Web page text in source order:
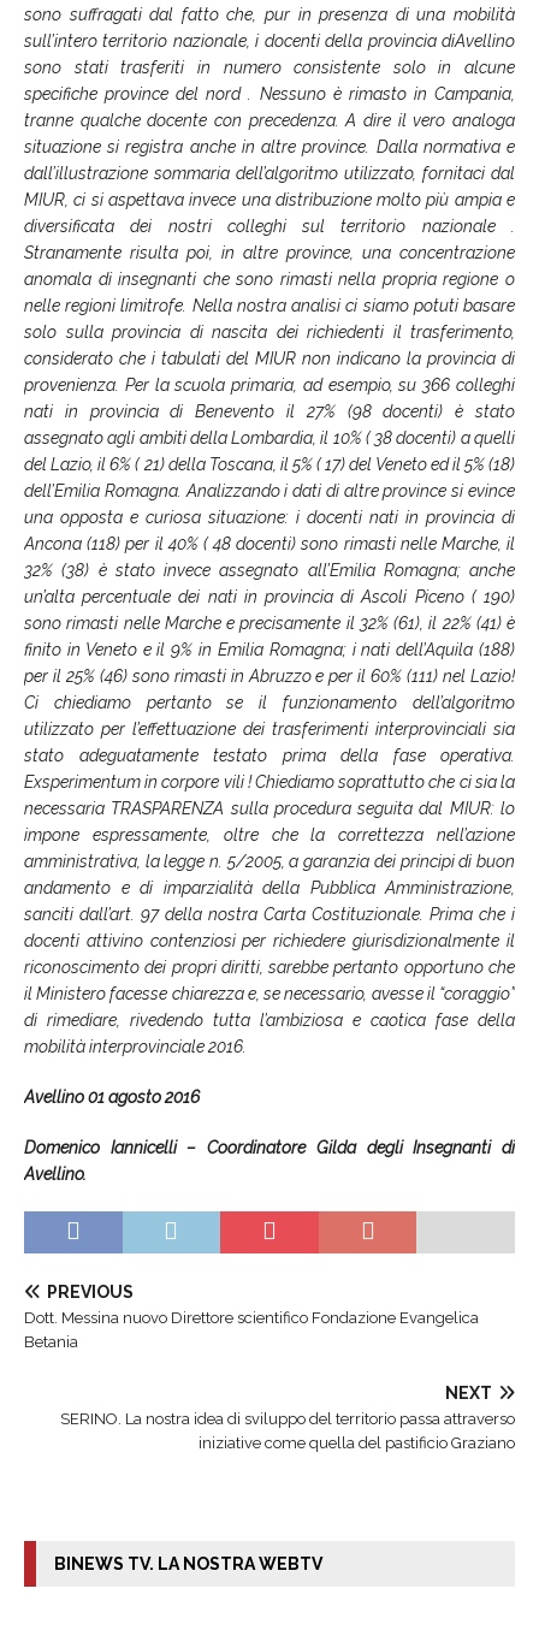
sono suffragati dal fatto che, pur in presenza di una mobilità
sull’intero territorio nazionale, i docenti della provincia diAvellino
sono stati trasferiti in numero consistente solo in alcune
specifiche province del nord . Nessuno è rimasto in Campania,
tranne qualche docente con precedenza. A dire il vero analoga
situazione si registra anche in altre province. Dalla normativa e
dall’illustrazione sommaria dell’algoritmo utilizzato, fornitaci dal
MIUR, ci si aspettava invece una distribuzione molto più ampia e
diversificata dei nostri colleghi sul territorio nazionale .
Stranamente risulta poi, in altre province, una concentrazione
anomala di insegnanti che sono rimasti nella propria regione o
nelle regioni limitrofe. Nella nostra analisi ci siamo potuti basare
solo sulla provincia di nascita dei richiedenti il trasferimento,
considerato che i tabulati del MIUR non indicano la provincia di
provenienza. Per la scuola primaria, ad esempio, su 366 colleghi
nati in provincia di Benevento il 27% (98 docenti) è stato
assegnato agli ambiti della Lombardia, il 10% ( 38 docenti) a quelli
del Lazio, il 6% ( 21) della Toscana, il 5% ( 17) del Veneto ed il 5% (18)
dell’Emilia Romagna. Analizzando i dati di altre province si evince
una opposta e curiosa situazione: i docenti nati in provincia di
Ancona (118) per il 40% ( 48 docenti) sono rimasti nelle Marche, il
32% (38) è stato invece assegnato all’Emilia Romagna; anche
un’alta percentuale dei nati in provincia di Ascoli Piceno ( 190)
sono rimasti nelle Marche e precisamente il 32% (61), il 22% (41) è
finito in Veneto e il 9% in Emilia Romagna; i nati dell’Aquila (188)
per il 25% (46) sono rimasti in Abruzzo e per il 60% (111) nel Lazio!
Ci chiediamo pertanto se il funzionamento dell’algoritmo
utilizzato per l’effettuazione dei trasferimenti interprovinciali sia
stato adeguatamente testato prima della fase operativa.
Exsperimentum in corpore vili ! Chiediamo soprattutto che ci sia la
necessaria TRASPARENZA sulla procedura seguita dal MIUR: lo
impone espressamente, oltre che la correttezza nell’azione
amministrativa, la legge n. 5/2005, a garanzia dei principi di buon
andamento e di imparzialità della Pubblica Amministrazione,
sanciti dall’art. 97 della nostra Carta Costituzionale. Prima che i
docenti attivino contenziosi per richiedere giurisdizionalmente il
riconoscimento dei propri diritti, sarebbe pertanto opportuno che
il Ministero facesse chiarezza e, se necessario, avesse il “coraggio”
di rimediare, rivedendo tutta l’ambiziosa e caotica fase della
mobilità interprovinciale 2016.
Avellino 01 agosto 2016
Domenico Iannicelli – Coordinatore Gilda degli Insegnanti di
Avellino.
PREVIOUS
Dott. Messina nuovo Direttore scientifico Fondazione Evangelica
Betania
NEXT
SERINO. La nostra idea di sviluppo del territorio passa attraverso
iniziative come quella del pastificio Graziano
BINEWS TV. LA NOSTRA WEBTV